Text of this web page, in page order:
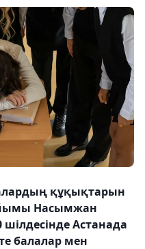
құқықтарын
Насымжан
Астанада
балалар мен